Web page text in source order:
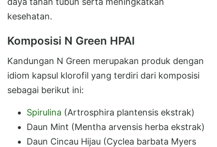
kesehatan.
Komposisi N Green HPAI
Kandungan N Green merupakan produk dengan
idiom kapsul klorofil yang terdiri dari komposisi
sebagai berikut ini:
Spirulina (Artrosphira plantensis ekstrak)
Daun Mint (Mentha arvensis herba ekstrak)
Daun Cincau Hijau (Cyclea barbata Myers